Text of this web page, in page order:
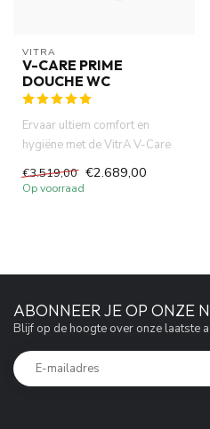
VITRA
V-CARE PRIME
DOUCHE WC
Ervaar ultiem comfort en
hygiëne met de VitrA V-Care
Prime douche-wc. Voorzien v...
€3.519,00 €2.689,00
Op voorraad
ABONNEER JE OP ONZE
Blijf op de hoogte over onze laatste